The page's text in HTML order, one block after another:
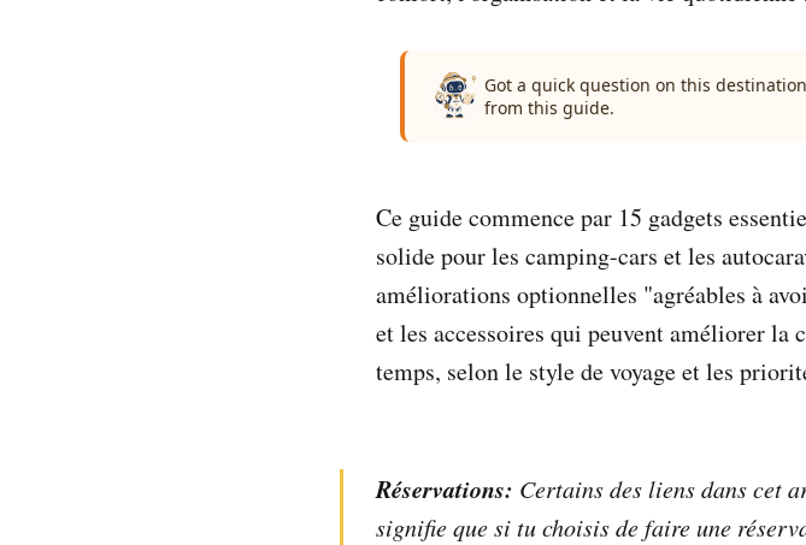
Got a quick question on this
from this guide.
Ce guide commence par 15 gadgets
solide pour les camping-cars et les
améliorations optionnelles "agréables à
et les accessoires qui peuvent améliorer
temps, selon le style de voyage et les
Réservations: Certains des liens dans cet
signifie que si tu choisis de faire une